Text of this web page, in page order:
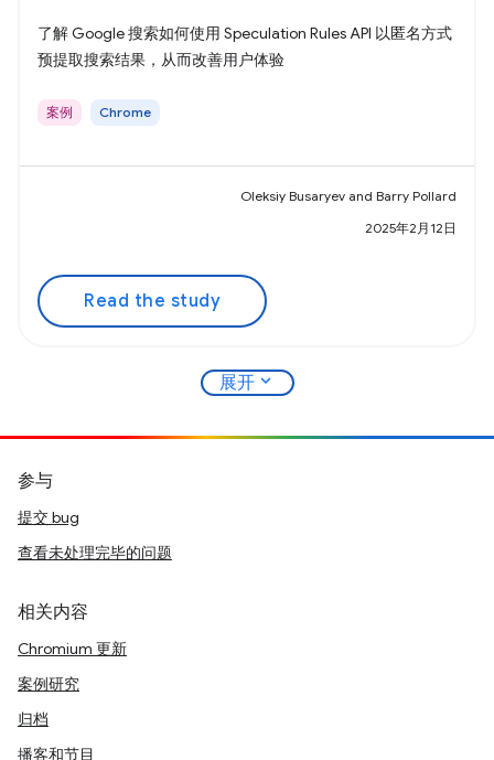
了解 Google 搜索如何使用 Speculation Rules API 以匿名方式
预提取搜索结果，从而改善用户体验
案例 Chrome
Oleksiy Busaryev and Barry Pollard
2025年2月12日
Read the study
展开 expand_more
参与
提交 bug
查看未处理完毕的问题
相关内容
Chromium 更新
案例研究
归档
播客和节目